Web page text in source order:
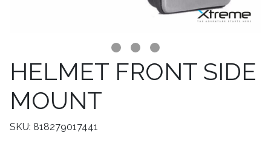
HELMET FRONT SIDE
MOUNT
SKU: 818279017441